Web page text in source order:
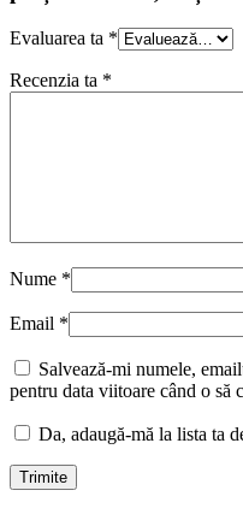
Evaluarea ta *
Recenzia ta *
Nume *
Email *
Salvează-mi numele,
pentru data viitoare când o să
Da, adaugă-mă la lista ta